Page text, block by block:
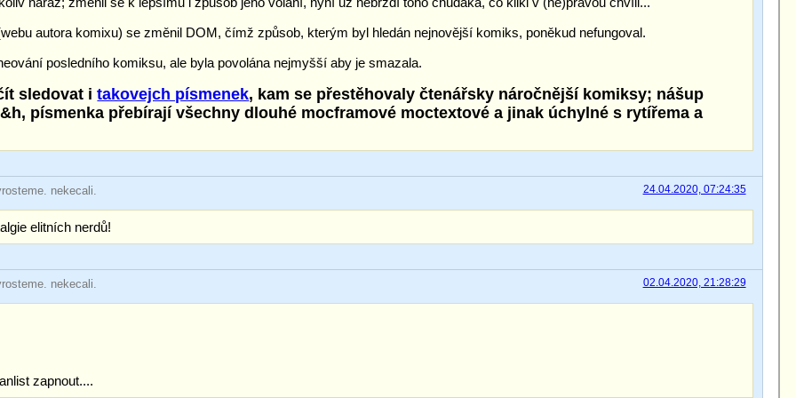
autora komixu) se změnil DOM, čímž způsob, kterým byl hledán nejnovější komiks, poněkud nefungoval.
posledního komiksu, ale byla povolána nejmyšší aby je smazala.
sledovat itakovejch písmenek, kam se přestěhovaly čtenářsky náročnější komiksy; nášup
písmenka přebírají všechny dlouhé mocframové moctextové a jinak úchylné s rytířema a
nekecali. 24.04.2020, 07:24:35
elitních nerdů!
nekecali. 02.04.2020, 21:28:29
zapnout....